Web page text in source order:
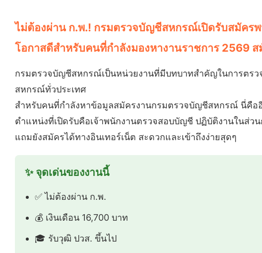
ไม่ต้องผ่าน ก.พ.! กรมตรวจบัญชีสหกรณ์เปิดรับสมัคร
โอกาสดีสำหรับคนที่กำลังมองหางานราชการ 2569
กรมตรวจบัญชีสหกรณ์เป็นหน่วยงานที่มีบทบาทสำคัญในการตร
สหกรณ์ทั่วประเทศ
สำหรับคนที่กำลังหาข้อมูลสมัครงานกรมตรวจบัญชีสหกรณ์ นี่คือ
ตำแหน่งที่เปิดรับคือเจ้าพนักงานตรวจสอบบัญชี ปฏิบัติงานในส่ว
แถมยังสมัครได้ทางอินเทอร์เน็ต สะดวกและเข้าถึงง่ายสุดๆ
✨ จุดเด่นของงานนี้
✅ ไม่ต้องผ่าน ก.พ.
💰 เงินเดือน 16,700 บาท
🎓 รับวุฒิ ปวส. ขึ้นไป